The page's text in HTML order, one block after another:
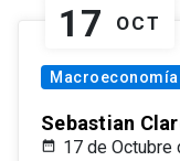
17 OCT
Macroeconomía
Sebastian
17 de Octubre